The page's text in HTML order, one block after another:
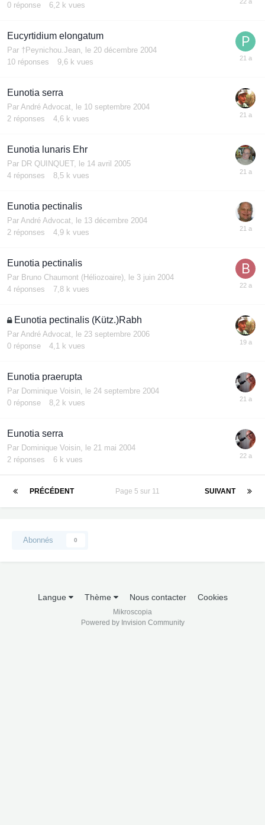
0 réponse 6,2 k vues
Eucyrtidium elongatum
Par †Peynichou.Jean, le 20 décembre 2004
10 réponses 9,6 k vues
Eunotia serra
Par André Advocat, le 10 septembre 2004
2 réponses 4,6 k vues
Eunotia lunaris Ehr
Par DR QUINQUET, le 14 avril 2005
4 réponses 8,5 k vues
Eunotia pectinalis
Par André Advocat, le 13 décembre 2004
2 réponses 4,9 k vues
Eunotia pectinalis
Par Bruno Chaumont (Héliozoaire), le 3 juin 2004
4 réponses 7,8 k vues
Eunotia pectinalis (Kütz.)Rabh
Par André Advocat, le 23 septembre 2006
0 réponse 4,1 k vues
Eunotia praerupta
Par Dominique Voisin, le 24 septembre 2004
0 réponse 8,2 k vues
Eunotia serra
Par Dominique Voisin, le 21 mai 2004
2 réponses 6 k vues
PRÉCÉDENT SUIVANT
Page 5 sur 11
Abonnés 0
Langue Thème Nous contacter Cookies
Mikroscopia
Powered by Invision Community